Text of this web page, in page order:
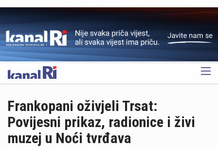
OGLAS
Frankopani oživjeli Trsat:
Povijesni prikaz, radionice i živi
muzej u Noći tvrđava